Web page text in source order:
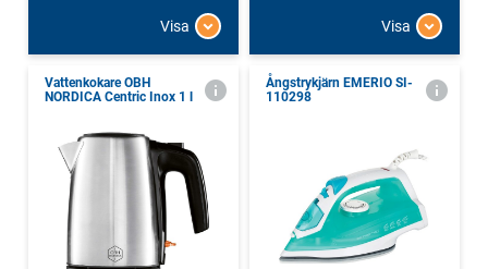
Visa Visa
Vattenkokare OBH
NORDICA Centric Inox 1 l
Ångstrykjärn EMERIO SI-
110298